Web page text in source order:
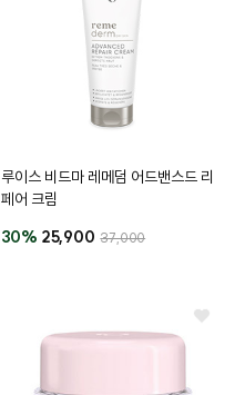
루이스 비드마 레메덤 어드밴스드 리
페어 크림
30% 25,900 37,000